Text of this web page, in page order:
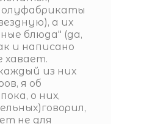
а их
блюда" (да,
и написано
хавает.
из них
я об
о них,
не для